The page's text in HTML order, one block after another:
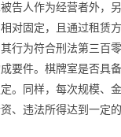
告人作为经营者外，
对固定，且通过租赁
行为符合刑法第三百
要件。棋牌室是否具
。同样，每次规模、
、违法所得达到一定